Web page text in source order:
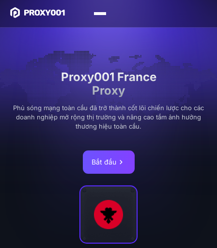
Proxy001 France
Proxy
Phủ sóng mạng toàn cầu đã trở thành cốt lõi chiến lược cho các
doanh nghiệp mở rộng thị trường và nâng cao tầm ảnh hưởng
thương hiệu toàn cầu.
Bắt đầu